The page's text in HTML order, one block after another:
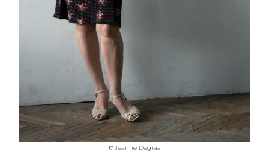
©Jeanne Degraa